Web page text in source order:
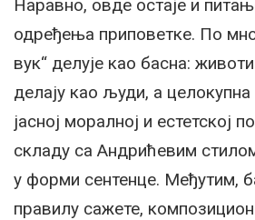
Наравно, овде остаје и
одређења приповетке. По
вук“ делује као басна:
делају као људи, а
јасној моралној и естетској
складу са Андрићевим
у форми сентенце. Међутим,
правилу сажете,